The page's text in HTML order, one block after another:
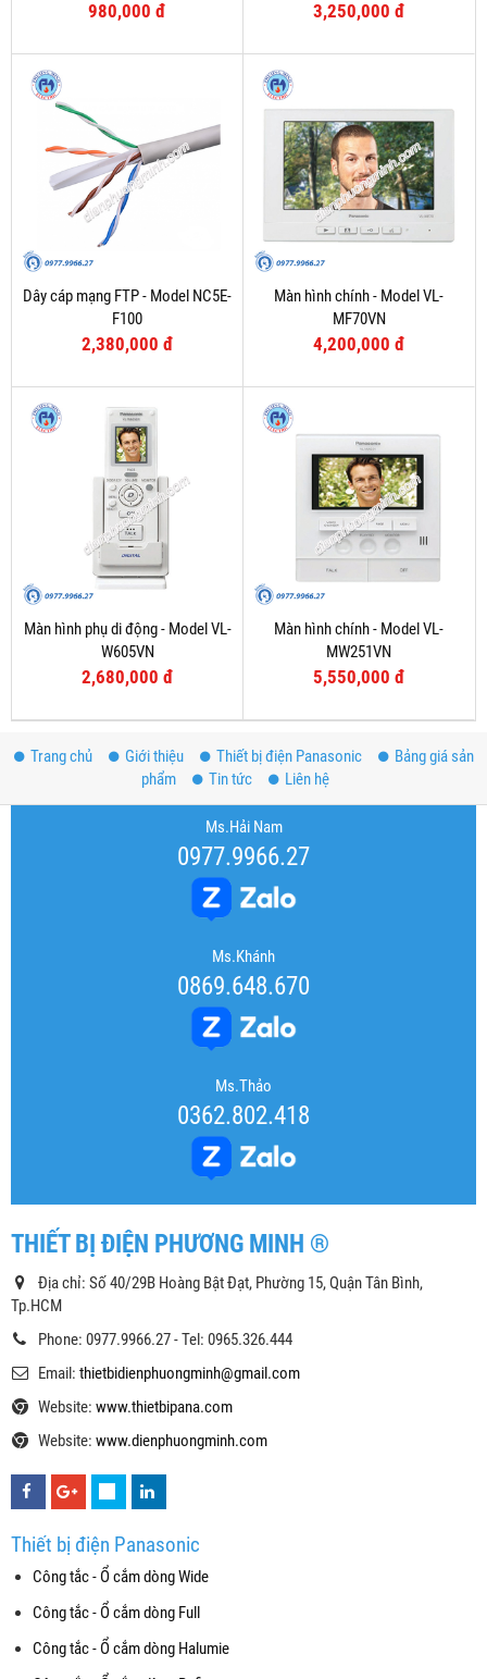
980,000 đ 3,250,000 đ
Dây cáp mạng FTP - Model NC5E-
F100
2,380,000 đ
Màn hình chính - Model VL-
MF70VN
4,200,000 đ
Màn hình phụ di động - Model VL-
W605VN
2,680,000 đ
Màn hình chính - Model VL-
MW251VN
5,550,000 đ
Trang chủ Giới thiệu Thiết bị điện Panasonic
Bảng giá sản
phẩm
Tin tức Liên hệ
Ms.Hải Nam
0977.9966.27
Ms.Khánh
0869.648.670
Ms.Thảo
0362.802.418
THIẾT BỊ ĐIỆN PHƯƠNG MINH ®
Địa chỉ: Số 40/29B Hoàng Bật Đạt, Phường 15, Quận Tân Bình,
Tp.HCM
Phone: 0977.9966.27 - Tel: 0965.326.444
Email: thietbidienphuongminh@gmail.com
Website: www.thietbipana.com
Website: www.dienphuongminh.com
Thiết bị điện Panasonic
Công tắc - Ổ cắm dòng Wide
Công tắc - Ổ cắm dòng Full
Công tắc - Ổ cắm dòng Halumie